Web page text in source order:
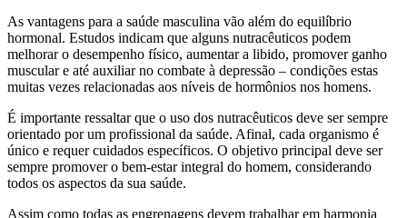
As vantagens para a saúde masculina vão além do equilíbrio
hormonal. Estudos indicam que alguns nutracêuticos podem
melhorar o desempenho físico, aumentar a libido, promover ganho
muscular e até auxiliar no combate à depressão – condições estas
muitas vezes relacionadas aos níveis de hormônios nos homens.
É importante ressaltar que o uso dos nutracêuticos deve ser sempre
orientado por um profissional da saúde. Afinal, cada organismo é
único e requer cuidados específicos. O objetivo principal deve ser
sempre promover o bem-estar integral do homem, considerando
todos os aspectos da sua saúde.
Assim como todas as engrenagens devem trabalhar em harmonia